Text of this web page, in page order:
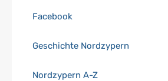
Facebook
Geschichte Nordzypern
Nordzypern A-Z